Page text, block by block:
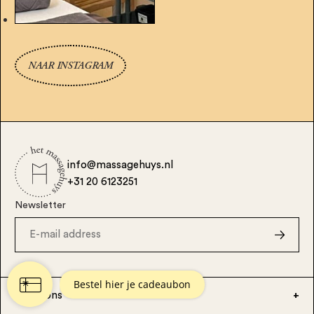
NAAR INSTAGRAM
info@massagehuys.nl
+31 20 6123251
Newsletter
Locations